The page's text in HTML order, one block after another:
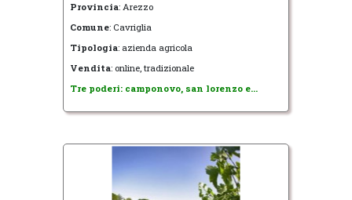
Provincia: Arezzo
Comune: Cavriglia
Tipologia: azienda agricola
Vendita: online, tradizionale
Tre poderi: camponovo, san lorenzo e...